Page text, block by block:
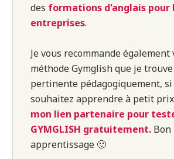
des formations d'anglais pour
entreprises.
Je vous recommande
méthode Gymglish que je
pertinente pédagogiquement, si
souhaitez apprendre à petit
mon lien partenaire pour
GYMGLISH gratuitement. Bon
apprentissage 🙂